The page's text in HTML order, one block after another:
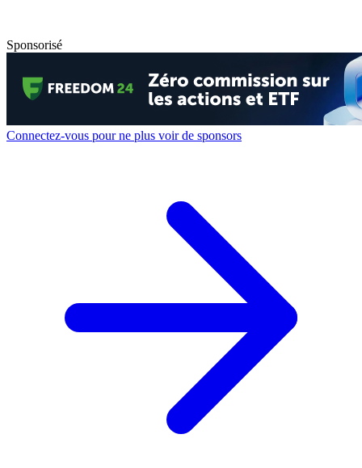
Sponsorisé
Connectez-vous pour ne plus voir de sponsors